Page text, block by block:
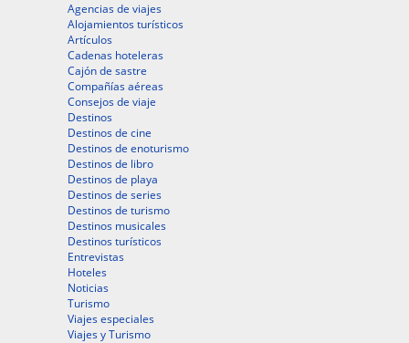
Agencias de viajes
Alojamientos turísticos
Artículos
Cadenas hoteleras
Cajón de sastre
Compañías aéreas
Consejos de viaje
Destinos
Destinos de cine
Destinos de enoturismo
Destinos de libro
Destinos de playa
Destinos de series
Destinos de turismo
Destinos musicales
Destinos turísticos
Entrevistas
Hoteles
Noticias
Turismo
Viajes especiales
Viajes y Turismo